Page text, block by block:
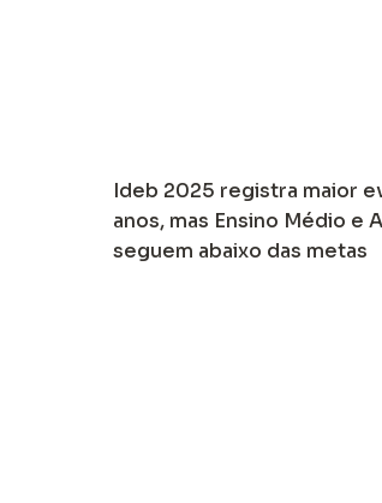
Ideb 2025 registra maior
anos, mas Ensino Médio e
seguem abaixo das metas